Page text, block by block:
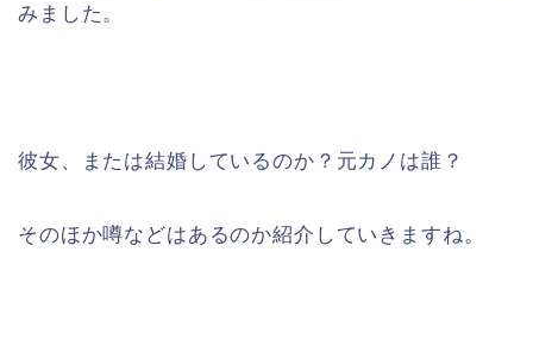
みました。
彼女、または結婚しているのか？元カノは誰？
そのほか噂などはあるのか紹介していきますね。